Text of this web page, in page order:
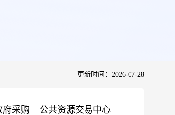
更新时间：2026-07-28
府采购 公共资源交易中心